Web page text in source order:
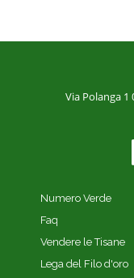
Via Polanga 1
Numero Verde
Faq
Vendere le Tisane
Lega del Filo d'oro